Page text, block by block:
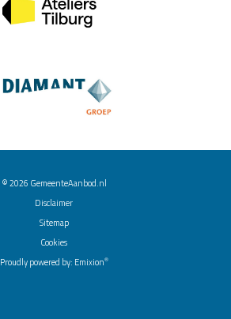
© 2026 GemeenteAanbod.nl
Disclaimer
Sitemap
Cookies
Proudly powered by: Emixion®